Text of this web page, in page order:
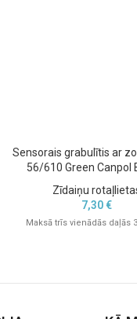
Sensorais grabulītis ar
56/610 Green Canpol
Zīdaiņu
7,30€
Maksā trīs vienādās daļās